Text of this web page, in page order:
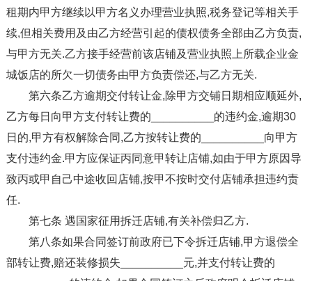
租期内甲方继续以甲方名义办理营业执照,税务登记等相关手
续,但相关费用及由乙方经营引起的债权债务全部由乙方负责,
与甲方无关.乙方接手经营前该店铺及营业执照上所载企业金
城饭店的所欠一切债务由甲方负责偿还,与乙方无关.
第六条乙方逾期交付转让金,除甲方交铺日期相应顺延外,
乙方每日向甲方支付转让费的__________的违约金,逾期30
日的,甲方有权解除合同,乙方按转让费的__________向甲方
支付违约金.甲方应保证丙同意甲转让店铺,如由于甲方原因导
致丙或甲自己中途收回店铺,按甲不按时交付店铺承担违约责
任.
第七条 遇国家征用拆迁店铺,有关补偿归乙方.
第八条如果合同签订前政府已下令拆迁店铺,甲方退偿全
部转让费,赔还装修损失__________元,并支付转让费的